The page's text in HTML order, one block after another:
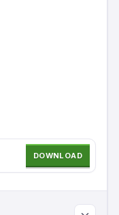
DOWNLOAD